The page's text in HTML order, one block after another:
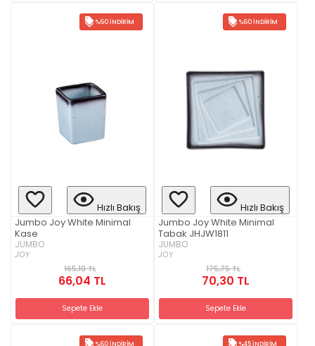
%60 İNDIRIM
Hızlı Bakış
Jumbo Joy White Minimal
Kase
JUMBO
JOY
165,10 TL
66,04 TL
Sepete Ekle
%60 İNDIRIM
Hızlı Bakış
Jumbo Joy White Minimal
Tabak JHJW1811
JUMBO
JOY
175,75 TL
70,30 TL
Sepete Ekle
%60 İNDIRIM %45 İNDIRIM